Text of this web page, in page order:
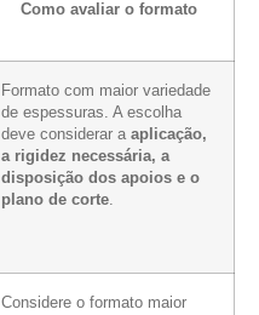
Como avaliar o formato
Formato com maior variedade
de espessuras. A escolha
deve considerar a aplicação,
a rigidez necessária, a
disposição dos apoios e o
plano de corte.
Considere o formato maior